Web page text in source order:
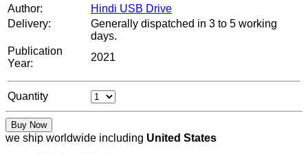
Author:
Hindi USB Drive
Delivery:
Generally dispatched in 3 to 5 working
days.
Publication
Year:
2021
Quantity
Buy Now
we ship worldwide including United States